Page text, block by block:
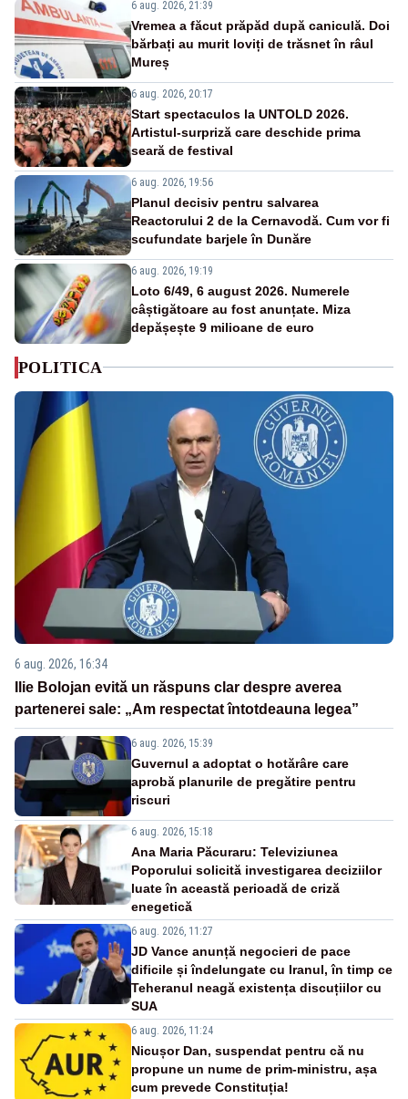
6 aug. 2026, 21:39
Vremea a făcut prăpăd după caniculă. Doi
bărbați au murit loviți de trăsnet în râul
Mureș
6 aug. 2026, 20:17
Start spectaculos la UNTOLD 2026.
Artistul-surpriză care deschide prima
seară de festival
6 aug. 2026, 19:56
Planul decisiv pentru salvarea
Reactorului 2 de la Cernavodă. Cum vor fi
scufundate barjele în Dunăre
6 aug. 2026, 19:19
Loto 6/49, 6 august 2026. Numerele
câștigătoare au fost anunțate. Miza
depășește 9 milioane de euro
POLITICA
6 aug. 2026, 16:34
Ilie Bolojan evită un răspuns clar despre averea
partenerei sale: „Am respectat întotdeauna legea”
6 aug. 2026, 15:39
Guvernul a adoptat o hotărâre care
aprobă planurile de pregătire pentru
riscuri
6 aug. 2026, 15:18
Ana Maria Păcuraru: Televiziunea
Poporului solicită investigarea deciziilor
luate în această perioadă de criză
enegetică
6 aug. 2026, 11:27
JD Vance anunță negocieri de pace
dificile și îndelungate cu Iranul, în timp ce
Teheranul neagă existența discuțiilor cu
SUA
6 aug. 2026, 11:24
Nicușor Dan, suspendat pentru că nu
propune un nume de prim-ministru, așa
cum prevede Constituția!